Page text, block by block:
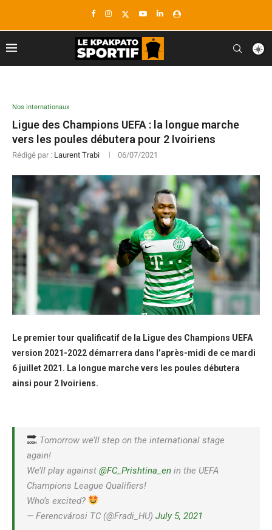
Nos internationaux
Ligue des Champions UEFA : la longue marche
vers les poules débutera pour 2 Ivoiriens
Rédigé par : Laurent Trabi 06/07/2021
Le premier tour qualificatif de la Ligue des Champions UEFA
version 2021-2022 démarrera dans l’après-midi de ce mardi
6 juillet 2021. La longue marche vers les poules débutera
ainsi pour 2 Ivoiriens.
Tomorrow we’ll step on the international stage
again!
We’ll play against @FC_Prishtina_en in the UEFA
Champions League Qualifiers!
Who’s excited?
— Ferencvárosi TC (@Fradi_HU) July 5, 2021